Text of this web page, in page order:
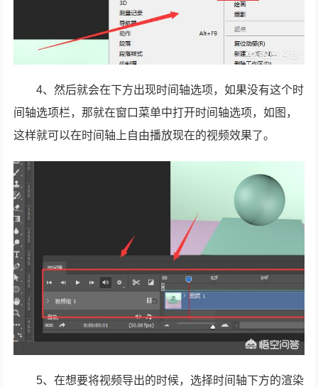
4、然后就会在下方出现时间轴选项，如果没有这个时
间轴选项栏，那就在窗口菜单中打开时间轴选项，如图，
这样就可以在时间轴上自由播放现在的视频效果了。
5、在想要将视频导出的时候，选择时间轴下方的渲染